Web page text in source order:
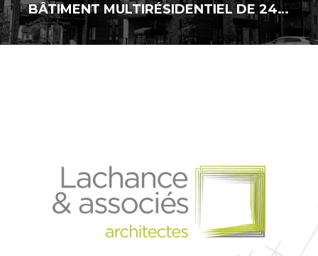
BÂTIMENT MULTIRÉSIDENTIEL DE 24 LOGEMENTS